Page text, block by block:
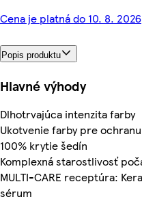
Cena je platná do 10. 8. 2026
Popis produktu
Hlavné výhody
Dlhotrvajúca intenzita farby
Ukotvenie farby pre
100% krytie šedín
Komplexná starostlivosť
MULTI-CARE receptúra:
sérum